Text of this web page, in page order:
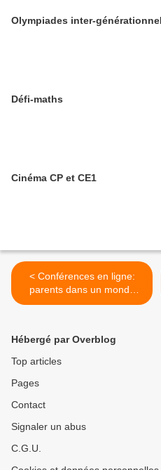
Olympiades inter-
Défi-maths
Cinéma CP et CE1
< Conférences en ligne:
parents dans un monde
d'écrans
Hébergé par Overblog
Top articles
Pages
Contact
Signaler un abus
C.G.U.